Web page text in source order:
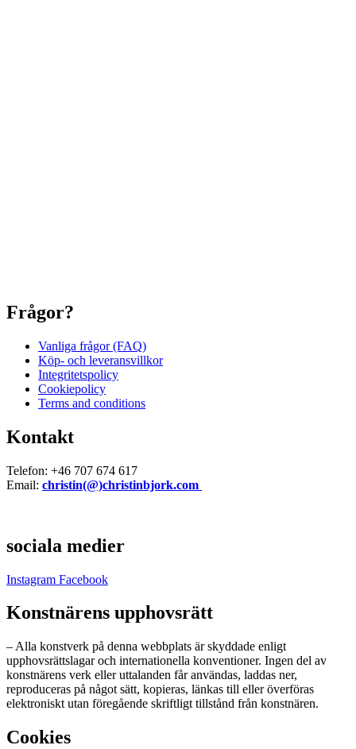
Frågor?
Vanliga frågor (FAQ)
Köp- och leveransvillkor
Integritetspolicy
Cookiepolicy
Terms and conditions
Kontakt
Telefon: +46 707 674 617
Email: christin(@)christinbjork.com
sociala medier
Instagram Facebook
Konstnärens upphovsrätt
– Alla konstverk på denna webbplats är skyddade enligt
upphovsrättslagar och internationella konventioner. Ingen del av
konstnärens verk eller uttalanden får användas, laddas ner,
reproduceras på något sätt, kopieras, länkas till eller överföras
elektroniskt utan föregående skriftligt tillstånd från konstnären.
Cookies